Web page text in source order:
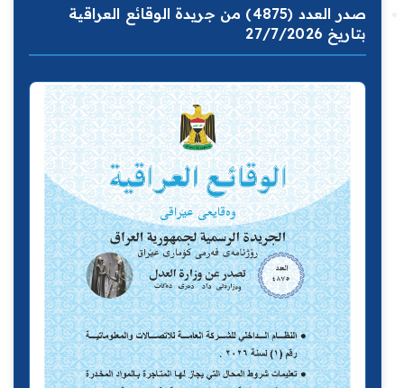
صدر العدد (4875) من جريدة الوقائع العراقية
بتاريخ 27/7/2026